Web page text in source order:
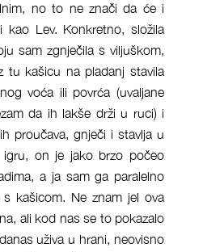
no to ne znači da će i
kao Lev. Konkretno, složila
sam zgnječila s viljuškom,
tu kašicu na pladanj stavila
voća ili povrća (uvaljane
da ih lakše drži u ruci) i
proučava, gnječi i stavlja u
on je jako brzo počeo
a ja sam ga paralelno
s kašicom. Ne znam jel ova
ali kod nas se to pokazalo
uživa u hrani, neovisno